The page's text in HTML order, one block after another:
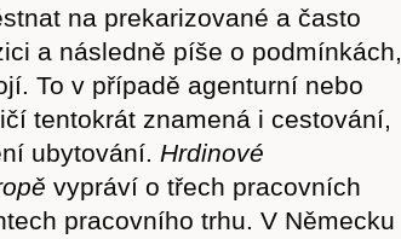
na prekarizované a často
a následně píše o podmínkách,
To v případě agenturní nebo
tentokrát znamená i cestování,
ubytování. Hrdinové
vypráví o třech pracovních
pracovního trhu. V Německu